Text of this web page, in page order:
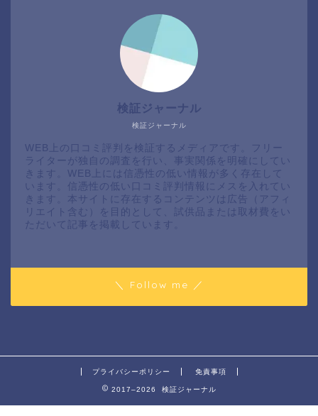
検証ジャーナル
検証ジャーナル
WEB上の口コミ評判を検証するメディアです。フリー
ライターが独自の調査を行い、事実関係を明確にしてい
きます。WEB上には信憑性の低い情報が多く存在して
います。信憑性の低い口コミ評判情報にメスを入れてい
きます。本サイトに存在するコンテンツは広告（アフィ
リエイト含む）を目的として、試供品または取材費をい
ただいて記事を掲載しています。
＼ Follow me ／
プライバシーポリシー 免責事項
2017–2026 検証ジャーナル